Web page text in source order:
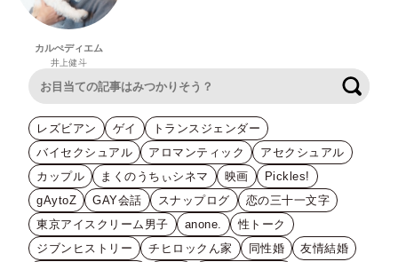
カルぺディエム
井上健斗
レズビアン ゲイ
トランスジェンダー
バイセクシュアル
アロマンティック
アセクシュアル
カップル
まくのうちぃシネマ 映画
Pickles!
gAytoZ
GAY会話 スナップログ
恋の三十一文字
東京アイスクリーム男子
anone.
性トーク
ジブンヒストリー
チヒロックん家 同性婚
友情結婚